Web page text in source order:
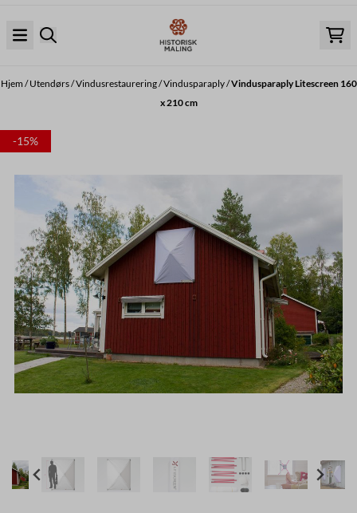
Hjem /Utendørs/Vindusrestaurering/Vindusparaply/Vindusparaply Litescreen 160
x 210 cm
-15%